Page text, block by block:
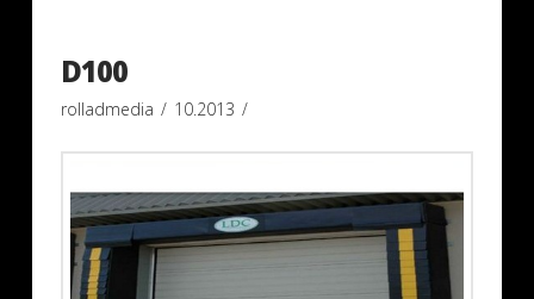
D100
rolladmedia 10.2013